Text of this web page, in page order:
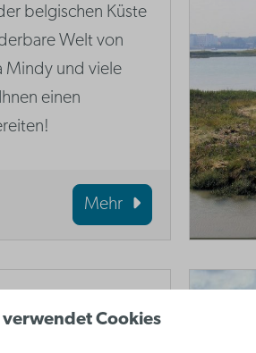
belgischen Küste
Welt von
Mindy und viele
einen
Mehr
oder nicht, Sie
verwendet Cookies